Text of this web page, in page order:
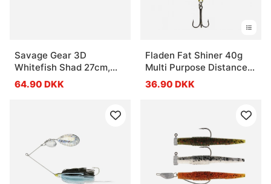
Savage Gear 3D
Whitefish Shad 27cm,
152g - Zander
64.90 DKK
Fladen Fat Shiner 40g
Multi Purpose Distance
Pirk
36.90 DKK